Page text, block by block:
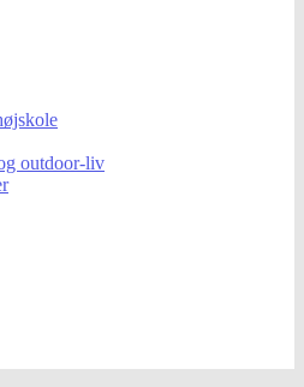
outdoor-liv